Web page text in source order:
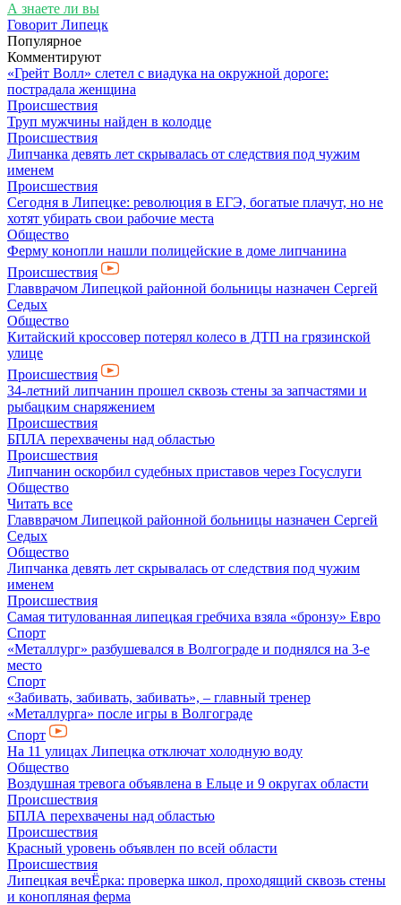
А знаете ли вы
Говорит Липецк
Популярное
Комментируют
«Грейт Волл» слетел с виадука на окружной дороге:
пострадала женщина
Происшествия
Труп мужчины найден в колодце
Происшествия
Липчанка девять лет скрывалась от следствия под чужим
именем
Происшествия
Сегодня в Липецке: революция в ЕГЭ, богатые плачут, но не
хотят убирать свои рабочие места
Общество
Ферму конопли нашли полицейские в доме липчанина
Происшествия
Главврачом Липецкой районной больницы назначен Сергей
Седых
Общество
Китайский кроссовер потерял колесо в ДТП на грязинской
улице
Происшествия
34-летний липчанин прошел сквозь стены за запчастями и
рыбацким снаряжением
Происшествия
БПЛА перехвачены над областью
Происшествия
Липчанин оскорбил судебных приставов через Госуслуги
Общество
Читать все
Главврачом Липецкой районной больницы назначен Сергей
Седых
Общество
Липчанка девять лет скрывалась от следствия под чужим
именем
Происшествия
Самая титулованная липецкая гребчиха взяла «бронзу» Евро
Спорт
«Металлург» разбушевался в Волгограде и поднялся на 3-е
место
Спорт
«Забивать, забивать, забивать», – главный тренер
«Металлурга» после игры в Волгограде
Спорт
На 11 улицах Липецка отключат холодную воду
Общество
Воздушная тревога объявлена в Ельце и 9 округах области
Происшествия
БПЛА перехвачены над областью
Происшествия
Красный уровень объявлен по всей области
Происшествия
Липецкая вечЁрка: проверка школ, проходящий сквозь стены
и конопляная ферма